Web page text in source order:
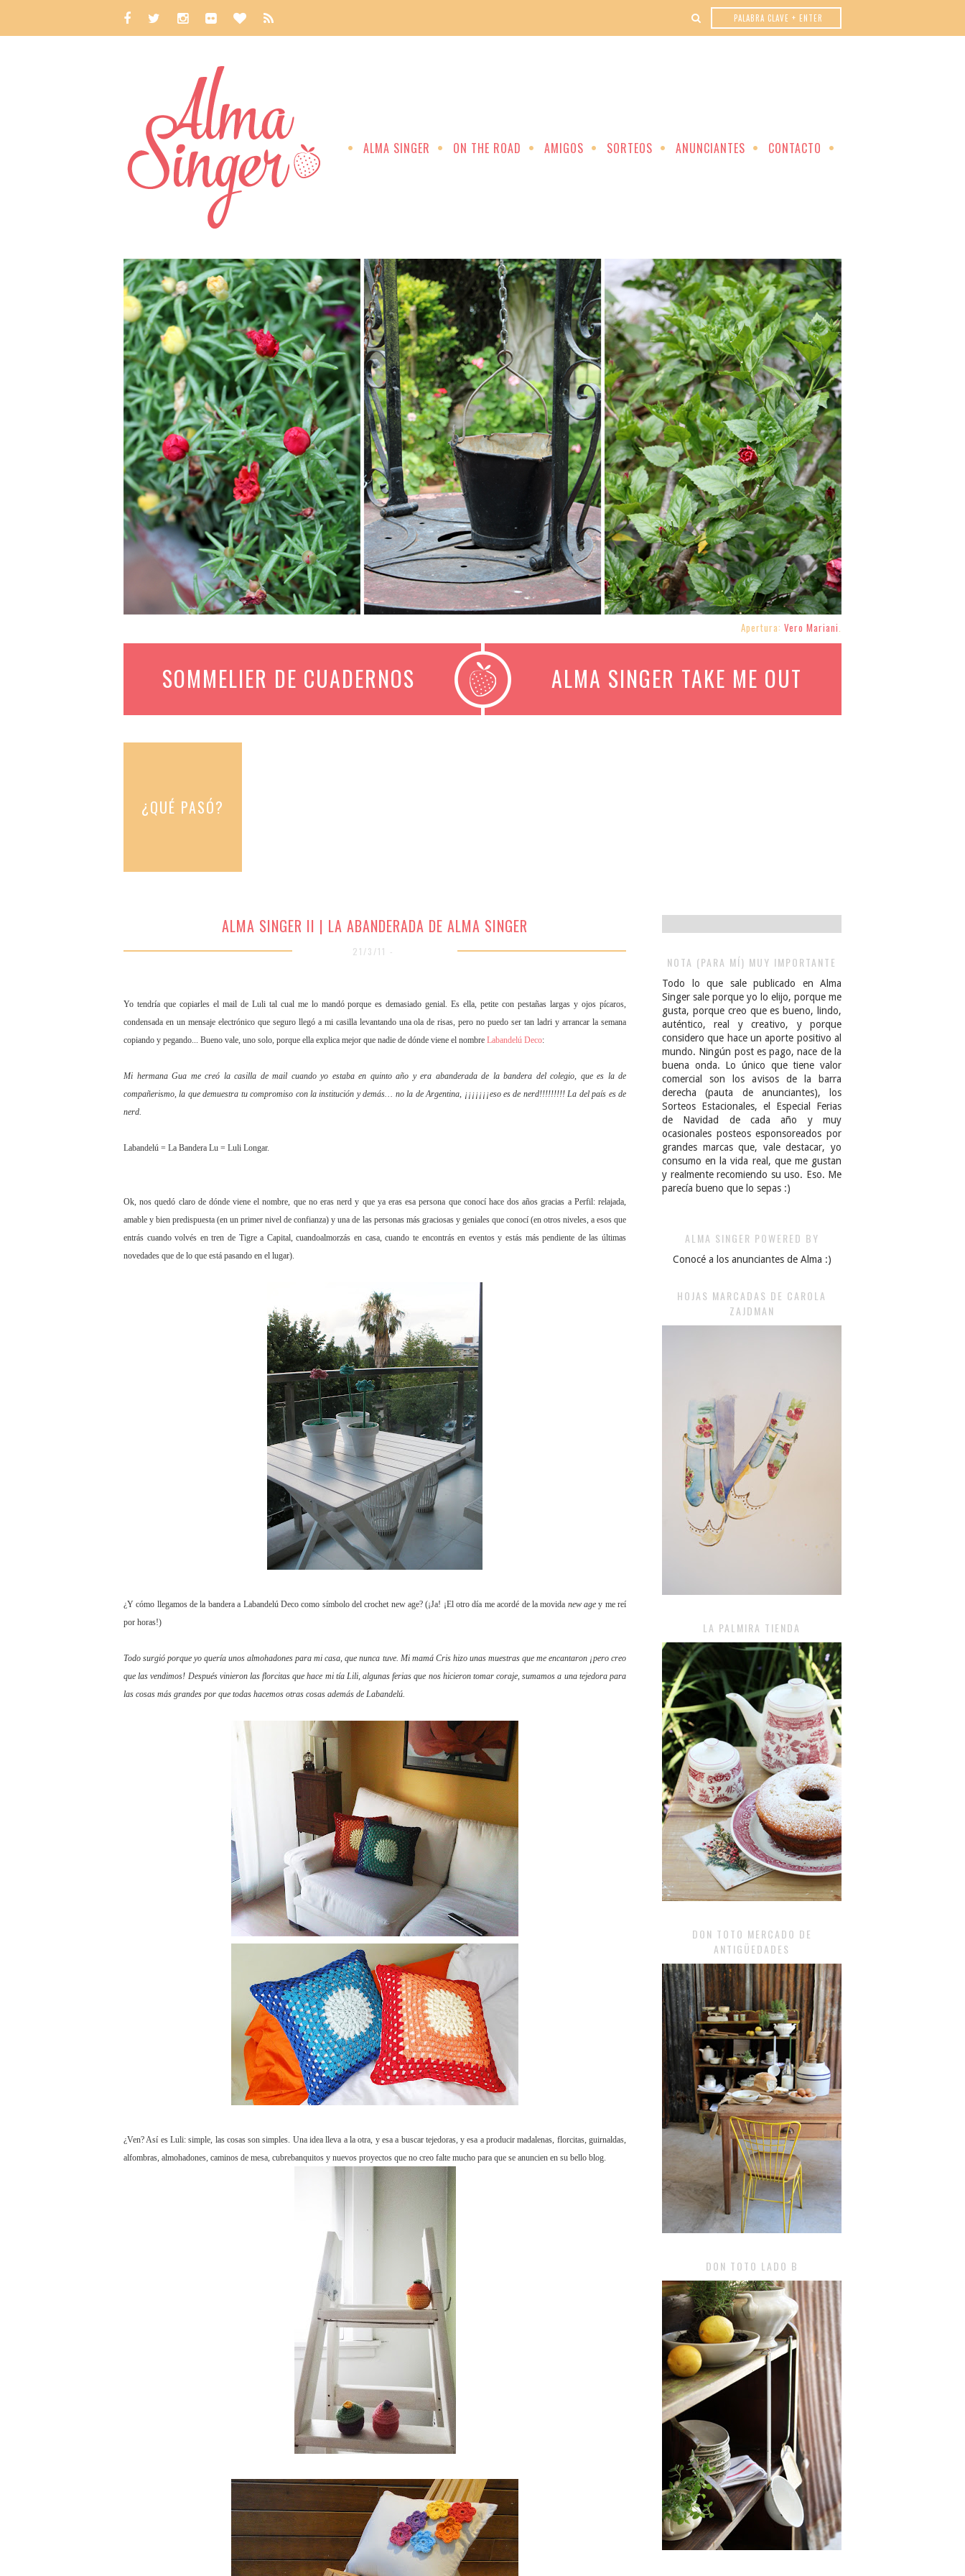
ALMA SINGER ON THE ROAD AMIGOS SORTEOS ANUNCIANTES CONTACTO
Apertura: Vero Mariani.
SOMMELIER DE CUADERNOS ALMA SINGER TAKE ME OUT
¿QUÉ PASÓ?
ALMA SINGER II | LA ABANDERADA DE ALMA SINGER
21/3/11 -
Yo tendría que copiarles el mail de Luli tal cual me lo mandó porque es demasiado genial. Es ella, petite con pestañas largas y ojos pícaros,
condensada en un mensaje electrónico que seguro llegó a mi casilla levantando una ola de risas, pero no puedo ser tan ladri y arrancar la semana
copiando y pegando... Bueno vale, uno solo, porque ella explica mejor que nadie de dónde viene el nombre Labandelú Deco:
Mi hermana Gua me creó la casilla de mail cuando yo estaba en quinto año y era abanderada de la bandera del colegio, que es la de
compañerismo, la que demuestra tu compromiso con la institución y demás… no la deArgentina, ¡¡¡¡¡¡¡eso es de nerd!!!!!!!!! La del país es de
nerd.
Labandelú = La Bandera Lu = Luli Longar.
Ok, nos quedó claro de dónde viene el nombre, que no eras nerd y que ya eras esa persona que conocí hace dos años gracias a Perfil: relajada,
amable y bien predispuesta (en un primer nivel de confianza) y una de las personas más graciosas y geniales que conocí (en otros niveles, a esos que
entrás cuando volvés en tren de Tigre a Capital, cuandoalmorzás en casa, cuando te encontrás en eventos y estás más pendiente de las últimas
novedades que de lo que está pasando en el lugar).
¿Y cómo llegamos de la bandera a Labandelú Deco como símbolo del crochet new age? (¡Ja! ¡El otro día me acordé de la movida new agey me reí
por horas!)
Todo surgió porque yo quería unos almohadones para mi casa, que nunca tuve. Mi mamá Cris hizo unas muestras que me encantaron ¡pero creo
que las vendimos! Después vinieron las florcitas que hace mi tía Lili, algunas ferias que nos hicieron tomar coraje, sumamos a una tejedora para
las cosas más grandes por que todas hacemos otras cosas además de Labandelú.
¿Ven? Así es Luli: simple, las cosas son simples. Una idea lleva a la otra, y esa a buscar tejedoras, y esa a producir madalenas, florcitas, guirnaldas,
alfombras, almohadones, caminos de mesa, cubrebanquitos y nuevos proyectos que no creo falte mucho para que se anuncien en su bello blog.
NOTA (PARA MÍ) MUY IMPORTANTE
Todo lo que sale publicado en Alma
Singer sale porque yo lo elijo, porque me
gusta, porque creo que es bueno, lindo,
auténtico, real y creativo, y porque
considero que hace un aporte positivo al
mundo. Ningún post es pago, nace de la
buena onda. Lo único que tiene valor
comercial son los avisos de la barra
derecha (pauta de anunciantes), los
Sorteos Estacionales, el Especial Ferias
de Navidad de cada año y muy
ocasionales posteos esponsoreados por
grandes marcas que, vale destacar, yo
consumo en la vida real, que me gustan
y realmente recomiendo su uso. Eso. Me
parecía bueno que lo sepas :)
ALMA SINGER POWERED BY
Conocé a los anunciantes de Alma :)
HOJAS MARCADAS DE CAROLA
ZAJDMAN
LA PALMIRA TIENDA
DON TOTO MERCADO DE
ANTIGÜEDADES
DON TOTO LADO B